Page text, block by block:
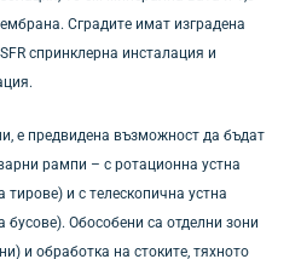
Сградите имат изградена
спринклерна инсталация и
е предвидена възможност да бъдат
рампи – с ротационна устна
и с телескопична устна
Обособени са отделни зони
и обработка на стоките, тяхното